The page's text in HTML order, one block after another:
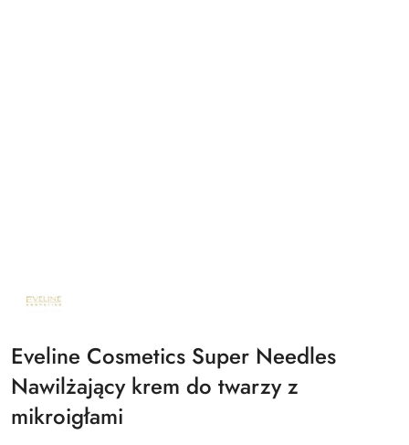
PRODUCENTA:
Eveline Cosmetics Super Needles
Nawilżający krem do twarzy z
mikroigłami